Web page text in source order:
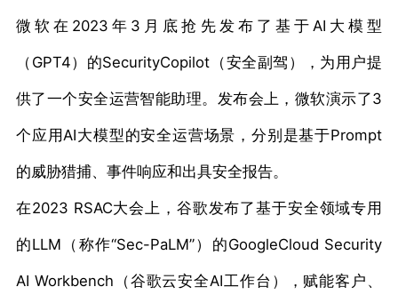
微软在2023年3月底抢先发布了基于AI大模型
（GPT4）的SecurityCopilot（安全副驾），为用户提
供了一个安全运营智能助理。发布会上，微软演示了3
个应用AI大模型的安全运营场景，分别是基于Prompt
的威胁猎捕、事件响应和出具安全报告。
在2023 RSAC大会上，谷歌发布了基于安全领域专用
的LLM（称作“Sec-PaLM”）的GoogleCloud Security
AI Workbench（谷歌云安全AI工作台），赋能客户、